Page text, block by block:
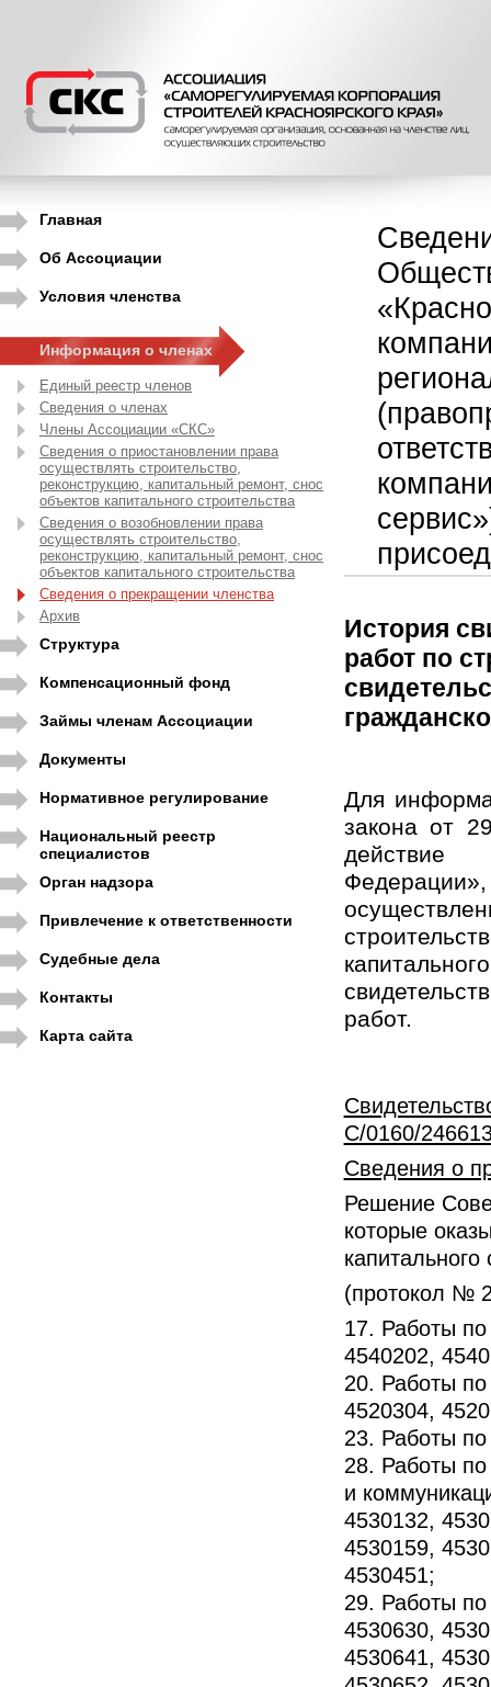
Главная
Об Ассоциации
Условия членства
Информация о членах
Единый реестр членов
Сведения о членах
Члены Ассоциации «СКС»
Сведения о приостановлении права
осуществлять строительство,
реконструкцию, капитальный ремонт, снос
объектов капитального строительства
Сведения о возобновлении права
осуществлять строительство,
реконструкцию, капитальный ремонт, снос
объектов капитального строительства
Сведения о прекращении членства
Архив
Структура
Компенсационный фонд
Займы членам Ассоциации
Документы
Нормативное регулирование
Национальный реестр
специалистов
Орган надзора
Привлечение к ответственности
Судебные дела
Контакты
Карта сайта
История
работ по
Для
закона от
действие
работ.
С/0160/
Сведения о
Решение
которые
капитального
(протокол №
17. Работы
4540202,
20. Работы по
4520304,
23. Работы по
28. Работы
и
4530132,
4530159,
4530451;
29. Работы по
4530630,
4530641,